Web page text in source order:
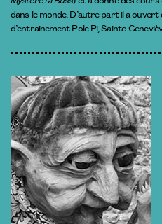
dans le monde. D’autre part il a
d’entrainement Pole Pi, Sainte-